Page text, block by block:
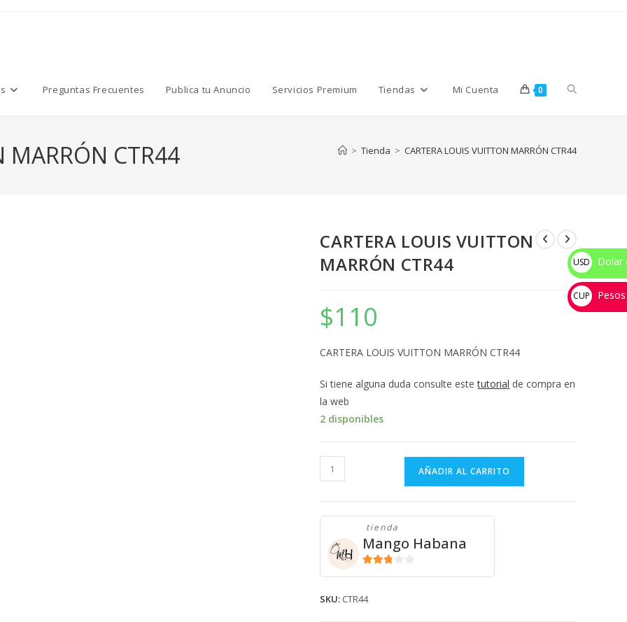
Preguntas Frecuentes Publica tu Anuncio Servicios Premium Tiendas Mi Cuenta 0 Alternar
la
web
MARRÓN CTR44 > Tienda > CARTERA LOUIS VUITTON MARRÓN CTR44
CARTERA LOUIS VUITTON
MARRÓN CTR44
$110
CARTERA LOUIS VUITTON MARRÓN CTR44
Si tiene alguna duda consulte estetutorial de compra en
la web
2 disponibles
CARTERA
LOUIS
MARRÓN
cantidad
AÑADIR AL CARRITO
tienda
Mango Habana
SKU: CTR44
USD
$
Dolar
CUP
💰
Pesos